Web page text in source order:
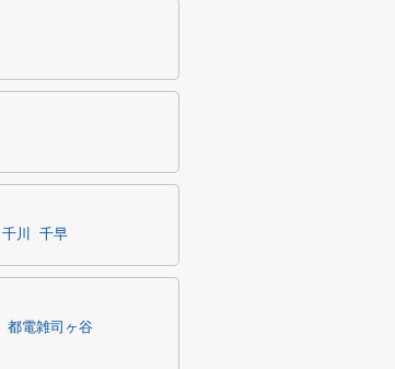
千川 千早
都電雑司ヶ谷